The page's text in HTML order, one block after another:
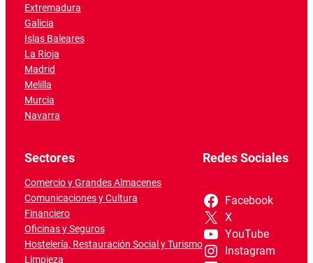
Extremadura
Galicia
Islas Baleares
La Rioja
Madrid
Melilla
Murcia
Navarra
Sectores
Comercio y Grandes Almacenes
Comunicaciones y Cultura
Financiero
Oficinas y Seguros
Hostelería, Restauración Social y Turismo
Limpieza
Redes Sociales
Facebook
X
YouTube
Instagram